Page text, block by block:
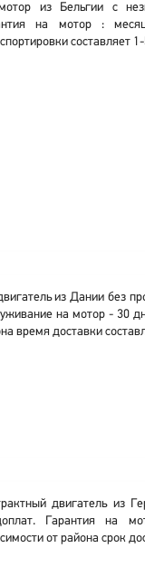
из Бельгии с
на мотор :
составляет
из Дании без
на мотор - 30
время доставки
двигатель из
Гарантия на
от района срок